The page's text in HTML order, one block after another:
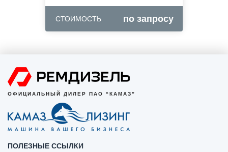
СТОИМОСТЬ по запросу
ОФИЦИАЛЬНЫЙ ДИЛЕР ПАО “КАМАЗ”
ПОЛЕЗНЫЕ ССЫЛКИ